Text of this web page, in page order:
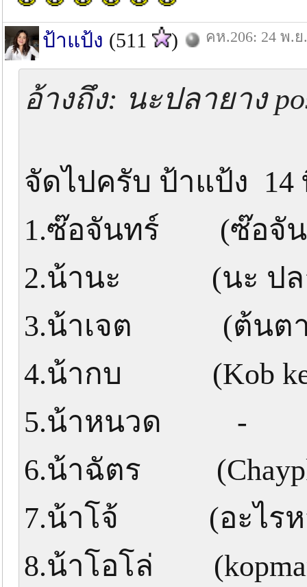
ป้าแป้ง (511 ) คห.206: 24 พ.ย
อ้างถึง: นะปลายาง
จัดไปครับ ป้าแป้ง
1.ซ๊อจันทร์ (ซ๊อจัน
2.น้านะ (นะ ปล
3.น้าเจต (ต้นต
4.น้ากบ (Kob
5.น้าหนวด -
6.น้าฉัตร
7.น้าโจ้ (อะไรห
8.น้าโอโล่